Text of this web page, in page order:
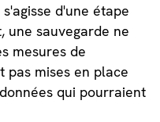
d'une étape
une sauvegarde ne
mesures de
pas mises en place
qui pourraient